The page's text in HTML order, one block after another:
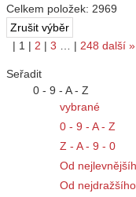
Celkem položek: 2969
| 1 | 2 | 3 | 248 další »
Seřadit
0 - 9 - A - Z
vybrané
0 - 9 - A - Z
Z - A - 9 - 0
Od
Od nejdražšího